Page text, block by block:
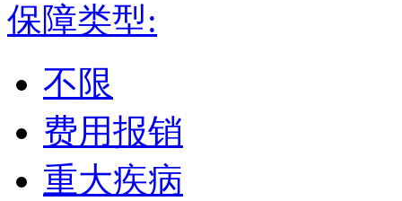
保障类型:
不限
费用报销
重大疾病